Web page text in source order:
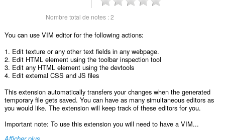
Nombre total de notes :2
You can use VIM editor for the following actions:
1. Edit texture or any other text fields in any webpage.
2. Edit HTML element using the toolbar inspection tool
3. Edit any HTML element using the devtools
4. Edit external CSS and JS files
This extension automatically transfers your changes when the generated
temporary file gets saved. You can have as many simultaneous editors as
you would like. The extension will keep track of these editors for you.
Important note: To use this extension you will need to have a VIM...